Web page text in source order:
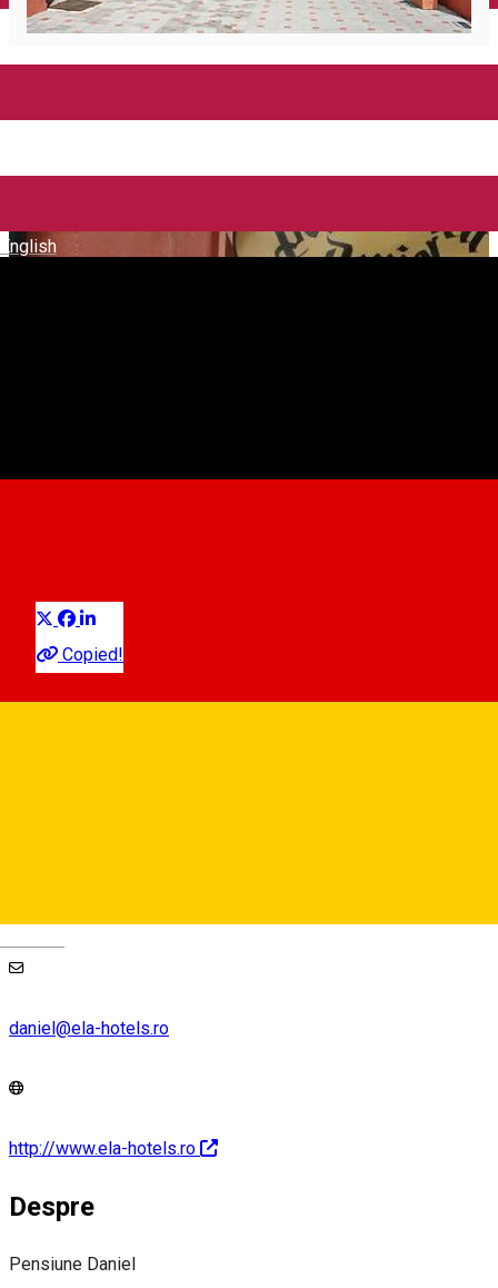
English
Daniel ***
Copied!
Strada Măsarilor 1, Sibiu
daniel@ela-hotels.ro
http://www.ela-hotels.ro
Despre
Pensiune Daniel